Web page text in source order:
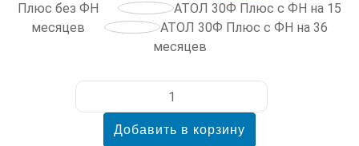
Плюс без ФН
АТОЛ 30Ф Плюс с ФН на 15
месяцев
АТОЛ 30Ф Плюс с ФН на 36
месяцев